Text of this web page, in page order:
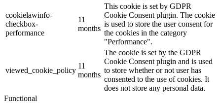
cookielawinfo-
checkbox-
performance
11
months
This cookie is set by GDPR
Cookie Consent plugin. The cookie
is used to store the user consent for
the cookies in the category
"Performance".
viewed_cookie_policy
11
months
The cookie is set by the GDPR
Cookie Consent plugin and is used
to store whether or not user has
consented to the use of cookies. It
does not store any personal data.
Functional